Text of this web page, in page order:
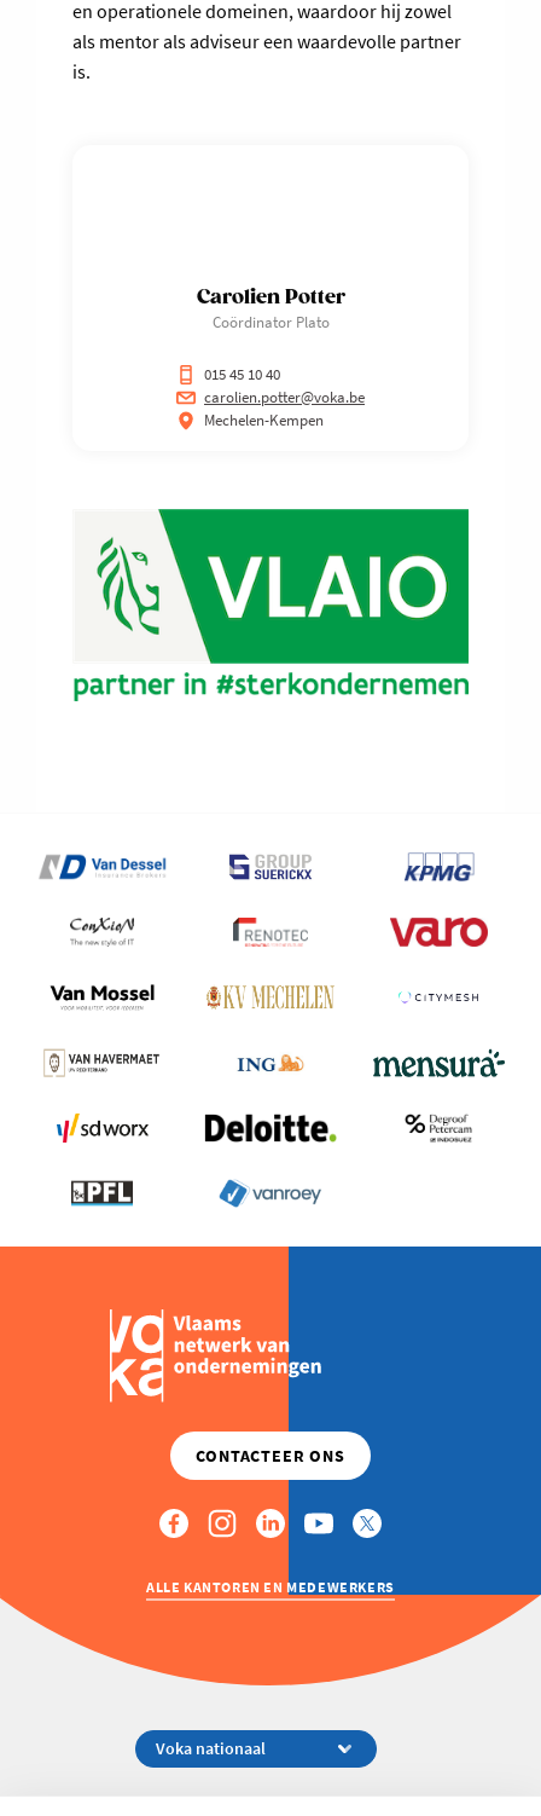
en operationele domeinen, waardoor hij zowel
als mentor als adviseur een waardevolle partner
is.
Carolien Potter
Coördinator Plato
015 45 10 40
carolien.potter@voka.be
Mechelen-Kempen
ALLE KANTOREN EN MEDEWERKERS